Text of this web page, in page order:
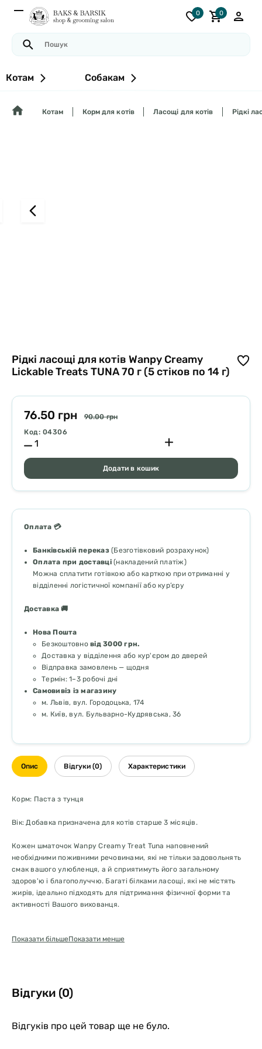
0 0
Котам Собакам
Котам Корм для котів Ласощі для котів Рідкі
Рідкі ласощі для котів Wanpy Creamy
Lickable Treats TUNA 70 г (5 стіков по 14 г)
76.50 грн
90.00 грн
Код: 04306
Додати в кошик
Оплата 💳
Банківській переказ(Безготівковий розрахунок)
Оплата при доставці(накладений платіж)
Можна сплатити готівкою або карткою при отриманні у
відділенні логістичної компанії або кур’єру
Доставка 🚚
Нова Пошта
Безкоштовно від 3000 грн.
Доставка у відділення або кур'єром до дверей
Відправка замовлень — щодня
Термін: 1–3 робочі дні
Самовивіз із магазину
м. Львів, вул. Городоцька, 174
м. Київ, вул. Бульварно-Кудрявська, 36
Опис Відгуки (0) Характеристики
Корм: Паста з тунця
Вік: Добавка призначена для котів старше 3 місяців.
Кожен шматочок Wanpy Creamy Treat Tuna наповнений
необхідними поживними речовинами, які не тільки задовольнять
смак вашого улюбленця, а й сприятимуть його загальному
здоров'ю і благополуччю. Багаті білками ласощі, які не містять
жирів, ідеально підходять для підтримання фізичної форми та
активності Вашого вихованця.
можна використовувати як самостійні ласощі або як добавку до
Інструкції:
Давати як ласощі між прийомами їжі.
Показати більшеПоказати менше
Відгуки (0)
Відгуків про цей товар ще не було.